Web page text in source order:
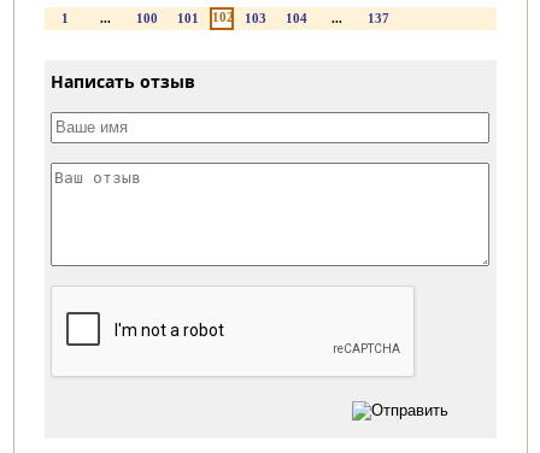
1 ... 100 101 102 103 104 ... 137
Написать отзыв